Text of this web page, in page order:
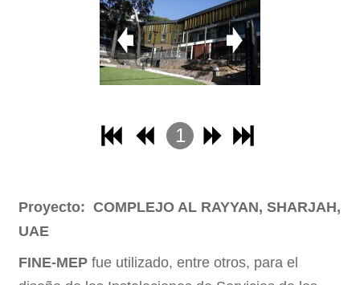
1
4
Proyecto: COMPLEJO AL RAYYAN, SHARJAH,
UAE
FINE-MEP fue utilizado, entre otros, para el